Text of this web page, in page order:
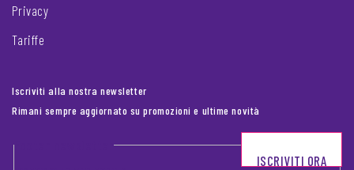
Privacy
Tariffe
Iscriviti alla nostra newsletter
Rimani sempre aggiornato su promozioni e ultime novità
Footer newsletter
ISCRIVITI ORA